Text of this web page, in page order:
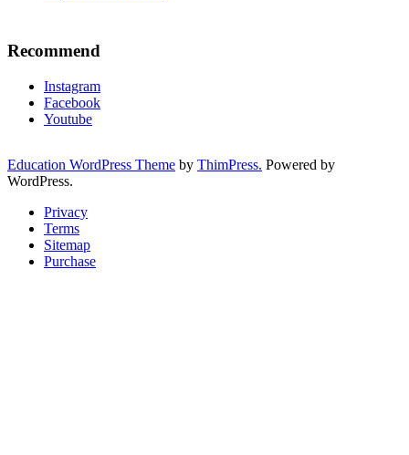
Recommend
Instagram
Facebook
Youtube
Education WordPress Theme by ThimPress. Powered by
WordPress.
Privacy
Terms
Sitemap
Purchase